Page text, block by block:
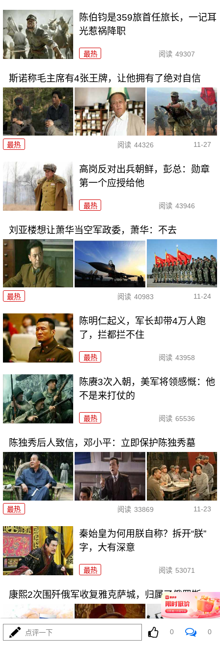
陈伯钧是359旅首任旅长，一记耳
光惹祸降职
最热 阅读 49307
斯诺称毛主席有4张王牌，让他拥有了绝对自信
最热 阅读 44326 11-27
高岗反对出兵朝鲜，彭总：勋章
第一个应授给他
最热 阅读 43946
刘亚楼想让萧华当空军政委，萧华：不去
最热 阅读 40983 11-24
陈明仁起义，军长却带4万人跑
了，拦都拦不住
最热 阅读 43958
陈赓3次入朝，美军将领感慨：他
不是来打仗的
最热 阅读 65536
陈独秀后人致信，邓小平：立即保护陈独秀墓
最热 阅读 33869 11-23
秦始皇为何用朕自称？拆开“朕”
字，大有深意
最热 阅读 53071
康熙2次围歼俄军收复雅克萨城，归属了俄罗斯
点评一下 0 0